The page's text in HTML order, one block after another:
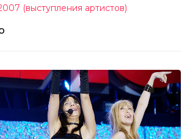
(выступления артистов)